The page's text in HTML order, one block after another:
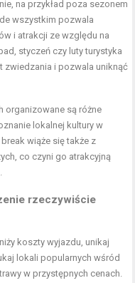
na przykład poza sezonem
wszystkim pozwala
i atrakcji ze względu na
styczeń czy luty turystyka
zwiedzania i pozwala uniknąć
organizowane są różne
lokalnej kultury w
wiąże się także z
co czyni go atrakcyjną
rzeczywiście
koszty wyjazdu, unikaj
lokali popularnych wśród
w przystępnych cenach.